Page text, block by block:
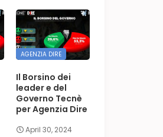
AGENZIA DIRE
Il Borsino dei
leader e del
Governo Tecnè
per Agenzia Dire
April 30, 2024